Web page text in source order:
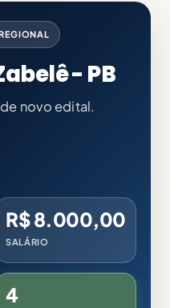
- PB
novo edital.
R$ 8.000,00
SALÁRIO
4